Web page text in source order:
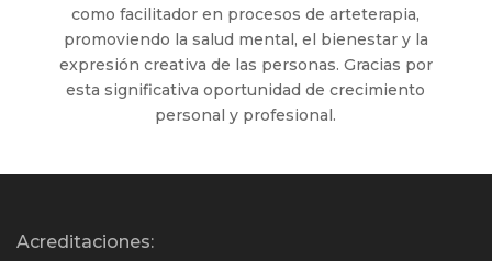
como facilitador en procesos de arteterapia,
promoviendo la salud mental, el bienestar y la
expresión creativa de las personas. Gracias por
esta significativa oportunidad de crecimiento
personal y profesional.
Acreditaciones: